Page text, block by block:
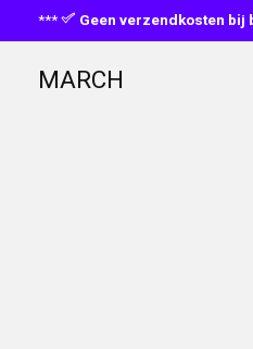
*** Geen verzendkosten
MARCH